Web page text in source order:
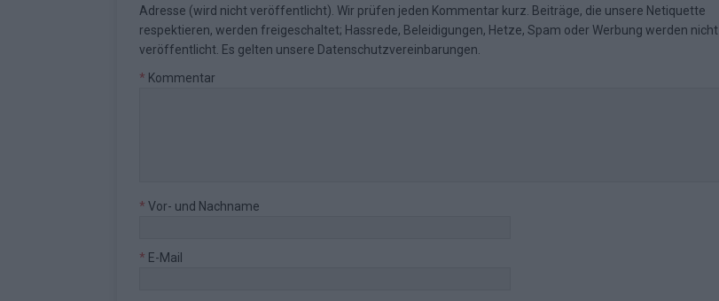
Adresse (wird nicht veröffentlicht). Wir prüfen jeden Kommentar kurz. Beiträge, die unsere Netiquette
respektieren, werden freigeschaltet; Hassrede, Beleidigungen, Hetze, Spam oder Werbung werden nicht
veröffentlicht. Es gelten unsere Datenschutzvereinbarungen.
* Kommentar
* Vor- und Nachname
* E-Mail